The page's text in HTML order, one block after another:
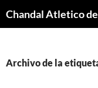
Archivo de la